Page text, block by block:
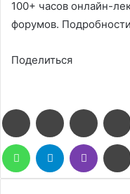
100+ часов онлайн-
форумов.
Поделиться
FacebookTwitter LinkedIn
WhatsAppTelegram Viber